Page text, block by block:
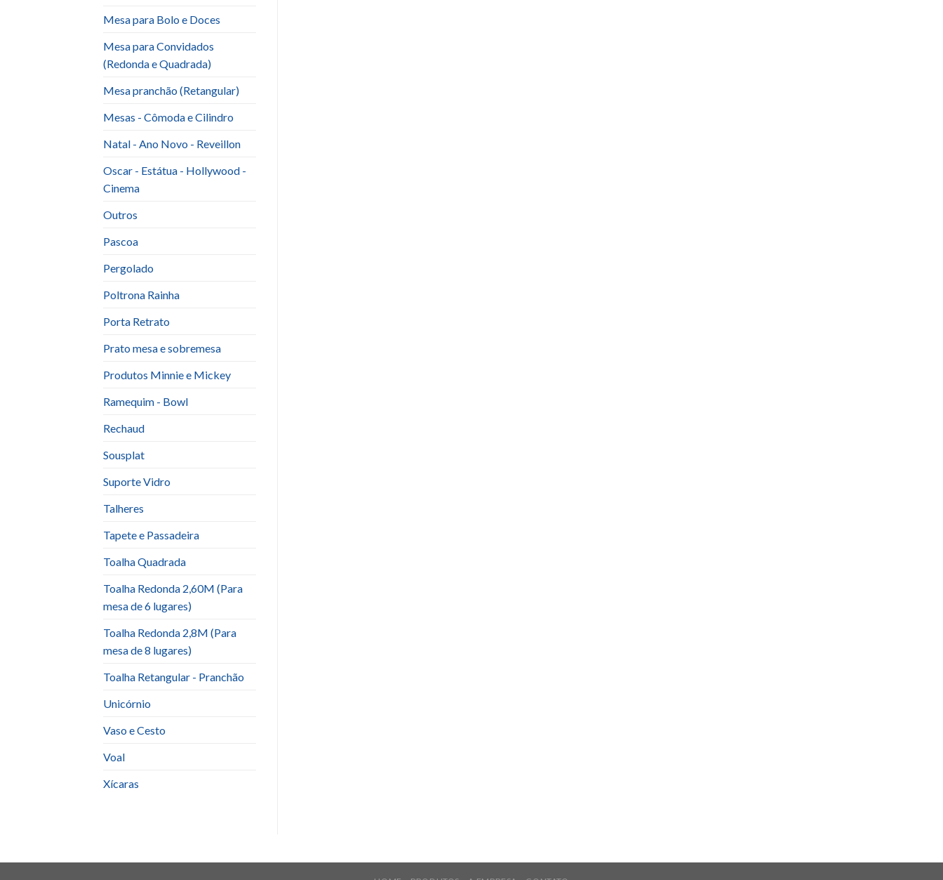
Mesa para Bolo e Doces
Mesa para Convidados
(Redonda e Quadrada)
Mesa pranchão (Retangular)
Mesas - Cômoda e Cilindro
Natal - Ano Novo - Reveillon
Oscar - Estátua - Hollywood -
Cinema
Outros
Pascoa
Pergolado
Poltrona Rainha
Porta Retrato
Prato mesa e sobremesa
Produtos Minnie e Mickey
Ramequim - Bowl
Rechaud
Sousplat
Suporte Vidro
Talheres
Tapete e Passadeira
Toalha Quadrada
Toalha Redonda 2,60M (Para
mesa de 6 lugares)
Toalha Redonda 2,8M (Para
mesa de 8 lugares)
Toalha Retangular - Pranchão
Unicórnio
Vaso e Cesto
Voal
Xícaras